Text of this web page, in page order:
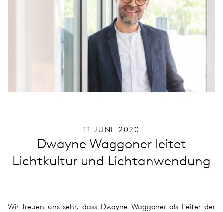
Dwayne Waggoner leitet
Lichtkultur und Lichtanwendung
11 JUNE 2020
Wir freuen uns sehr, dass Dwayne Wag­go­ner als Leiter der